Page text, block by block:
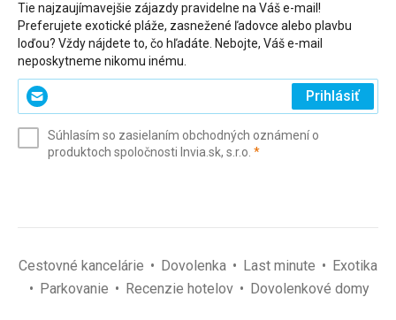
Tie najzaujímavejšie zájazdy pravidelne na Váš e-mail!
Preferujete exotické pláže, zasnežené ľadovce alebo plavbu
loďou? Vždy nájdete to, čo hľadáte. Nebojte, Váš e-mail
neposkytneme nikomu inému.
Zadajte
svoj
(povinné)
Prihlásiť
Súhlasím so zasielaním obchodných oznámení o
produktoch spoločnosti Invia.sk, s.r.o. *(povinné)
Cestovné kancelárie Dovolenka Last minute
Exotika
Parkovanie
Recenzie hotelov Dovolenkové domy